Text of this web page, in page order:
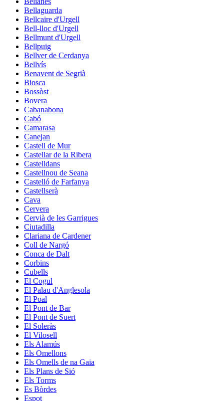
Bellaguarda
Bellcaire d'Urgell
Bell-lloc d'Urgell
Bellmunt d'Urgell
Bellpuig
Bellver de Cerdanya
Bellvís
Benavent de Segrià
Biosca
Bossòst
Bovera
Cabanabona
Cabó
Camarasa
Canejan
Castell de Mur
Castellar de la Ribera
Castelldans
Castellnou de Seana
Castelló de Farfanya
Castellserà
Cava
Cervera
Cervià de les Garrigues
Ciutadilla
Clariana de Cardener
Coll de Nargó
Conca de Dalt
Corbins
Cubells
El Cogul
El Palau d'Anglesola
El Poal
El Pont de Bar
El Pont de Suert
El Soleràs
El Vilosell
Els Alamús
Els Omellons
Els Omells de na Gaia
Els Plans de Sió
Els Torms
Es Bòrdes
Espot